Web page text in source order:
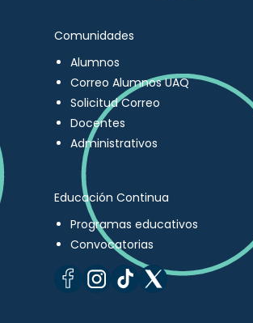
Comunidades
Alumnos
Correo Alumnos UAQ
Solicitud Correo
Docentes
Administrativos
Educación Continua
Programas educativos
Convocatorias